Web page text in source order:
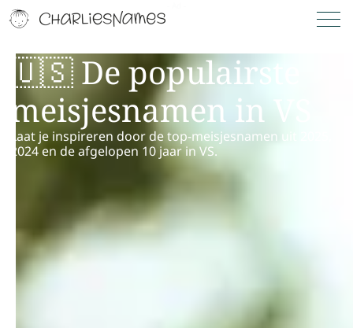
🇺🇸 De populairste
meisjesnamen in VS
Laat je inspireren door de top-meisjesnamen uit 2025,
2024 en de afgelopen 10 jaar in VS.